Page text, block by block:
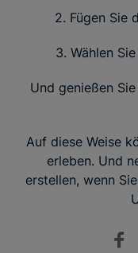
2. Fügen Sie
3. Wählen
Und genießen
Auf diese Weise
erleben. Und
erstellen, wenn